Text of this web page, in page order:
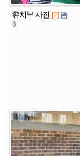
9
8
유치부 사진 [2]